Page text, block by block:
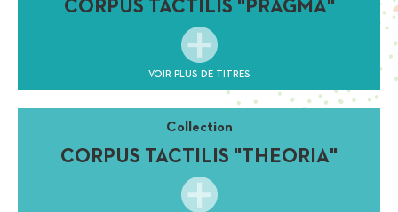
CORPUS TACTILIS "PRAGMA"
VOIR PLUS DE TITRES
Collection
CORPUS TACTILIS "THEORIA"